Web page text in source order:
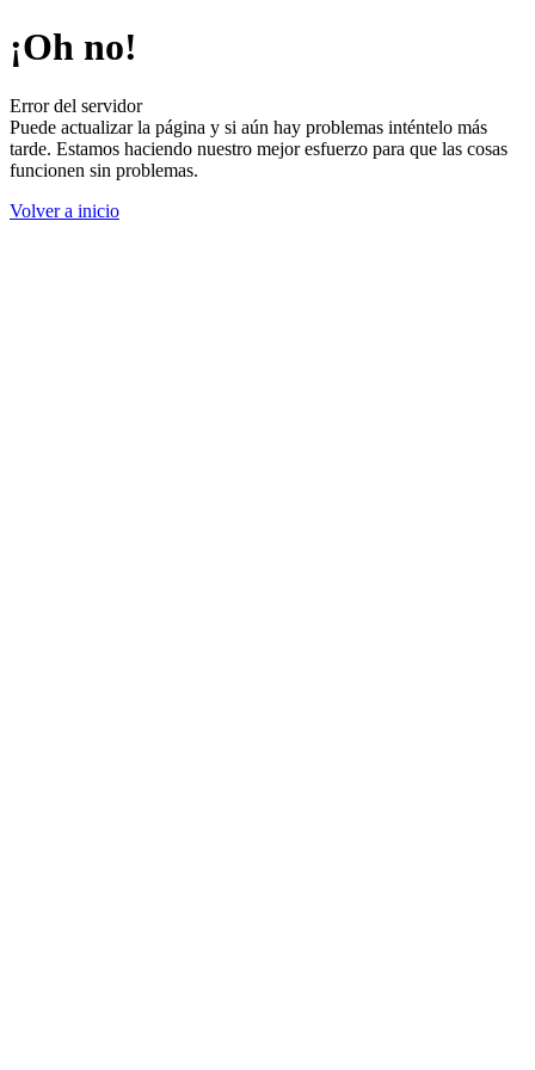
¡Oh no!
Error del servidor
Puede actualizar la página y si aún hay problemas inténtelo más
tarde. Estamos haciendo nuestro mejor esfuerzo para que las cosas
funcionen sin problemas.
Volver a inicio